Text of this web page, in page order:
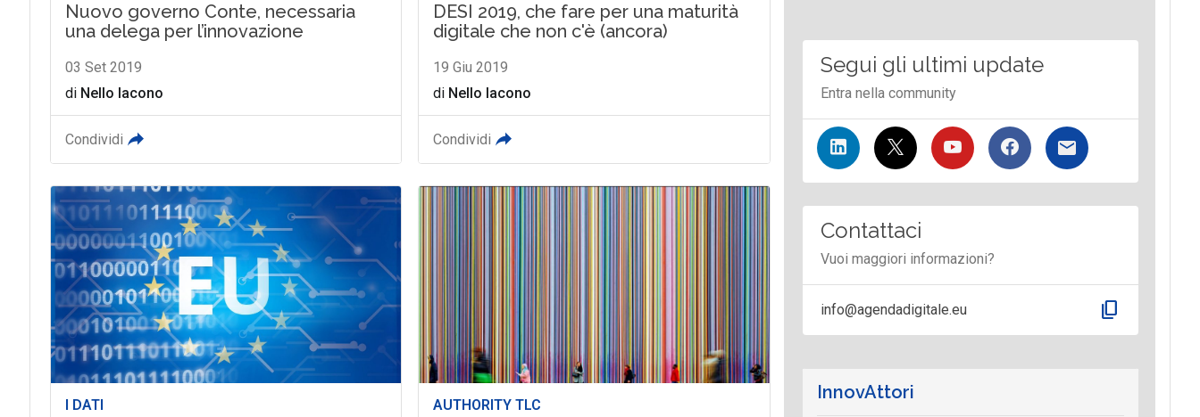
Nuovo governo Conte, necessaria
una delega per l’innovazione
03 Set 2019
di Nello Iacono
Condividi
DESI 2019, che fare per una maturità
digitale che non c'è (ancora)
19 Giu 2019
di Nello Iacono
Condividi
I DATI AUTHORITY TLC
Segui gli ultimi update
Entra nella community
Contattaci
Vuoi maggiori informazioni?
info@agendadigitale.eu content_copy
InnovAttori